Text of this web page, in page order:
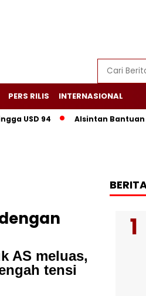
PERS RILIS INTERNASIONAL
94 Alsintan Bantuan
AS meluas,
tensi